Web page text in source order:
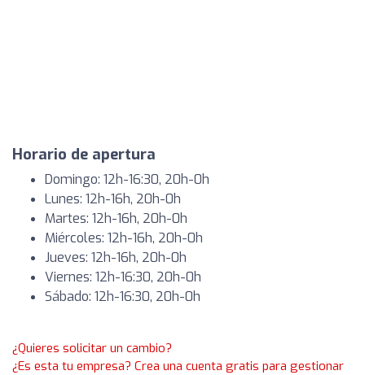
Horario de apertura
Domingo: 12h-16:30, 20h-0h
Lunes: 12h-16h, 20h-0h
Martes: 12h-16h, 20h-0h
Miércoles: 12h-16h, 20h-0h
Jueves: 12h-16h, 20h-0h
Viernes: 12h-16:30, 20h-0h
Sábado: 12h-16:30, 20h-0h
¿Quieres solicitar un cambio?
¿Es esta tu empresa? Crea una cuenta gratis para gestionar